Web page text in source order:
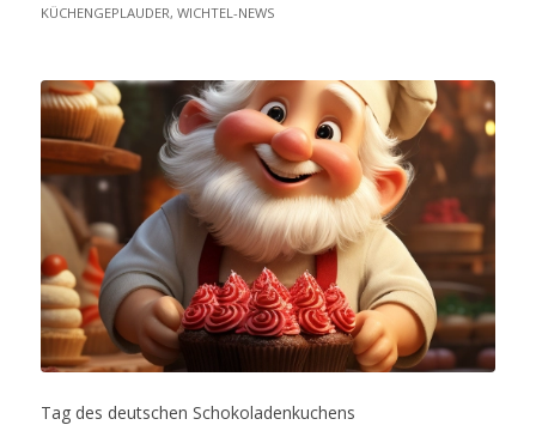
KÜCHENGEPLAUDER, WICHTEL-NEWS
Tag des deutschen Schokoladenkuchens